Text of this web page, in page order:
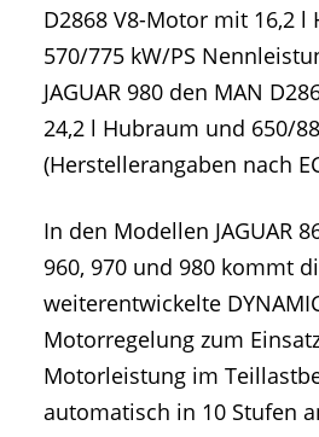
D2868 V8-Motor mit 16,2 l
570/775 kW/PS
JAGUAR 980 den MAN
24,2 l Hubraum und 650/
(Herstellerangaben nach
In den Modellen JAGUAR
960, 970 und 980 kommt
weiterentwickelte
Motorregelung zum
Motorleistung im
automatisch in 10 Stufen